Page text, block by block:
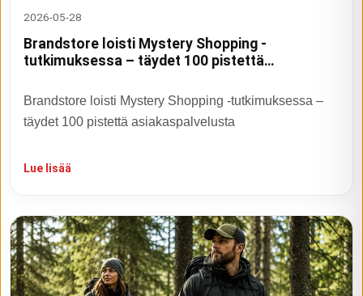
2026-05-28
Brandstore loisti Mystery Shopping -
tutkimuksessa – täydet 100 pistettä
Brandstore loisti Mystery Shopping -tutkimuksessa –
täydet 100 pistettä asiakaspalvelusta
Lue lisää